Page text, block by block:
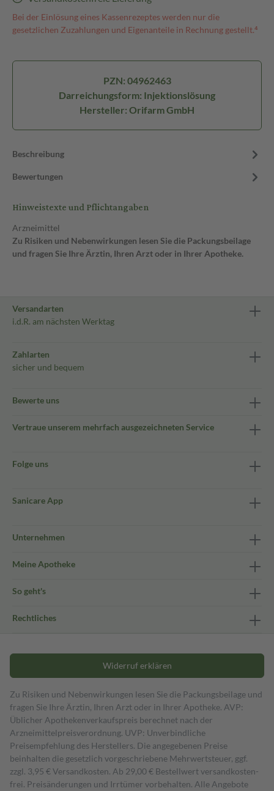
Bei der Einlösung eines Kassenrezeptes werden nur die
gesetzlichen Zuzahlungen und Eigenanteile in Rechnung gestellt.⁴
PZN: 04962463
Darreichungsform: Injektionslösung
Hersteller: Orifarm GmbH
Beschreibung
Bewertungen
Hinweistexte und Pflichtangaben
Arzneimittel
Zu Risiken und Nebenwirkungen lesen Sie die Packungsbeilage
und fragen Sie Ihre Ärztin, Ihren Arzt oder in Ihrer Apotheke.
Versandarten
i.d.R. am nächsten Werktag
Zahlarten
sicher und bequem
Bewerte uns
Vertraue unserem mehrfach ausgezeichneten Service
Folge uns
Sanicare App
Unternehmen
Meine Apotheke
So geht's
Rechtliches
Widerruf erklären
Zu Risiken und Nebenwirkungen lesen Sie die Packungsbeilage und
fragen Sie Ihre Ärztin, Ihren Arzt oder in Ihrer Apotheke. AVP:
Üblicher Apothekenverkaufspreis berechnet nach der
Arzneimittelpreisverordnung. UVP: Unverbindliche
Preisempfehlung des Herstellers. Die angegebenen Preise
beinhalten die gesetzlich vorgeschriebene Mehrwertsteuer, ggf.
zzgl. 3,95 € Versandkosten. Ab 29,00 € Bestell­wert versand­kosten­
frei. Preisänderungen und Irrtümer vorbehalten. Alle Angebote